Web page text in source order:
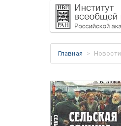
Главная Новости